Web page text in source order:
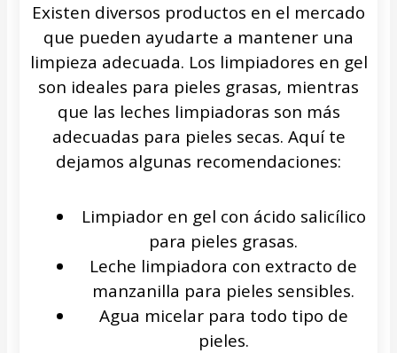
Existen diversos productos en el mercado
que pueden ayudarte a mantener una
limpieza adecuada. Los limpiadores en gel
son ideales para pieles grasas, mientras
que las leches limpiadoras son más
adecuadas para pieles secas. Aquí te
dejamos algunas recomendaciones:
Limpiador en gel con ácido salicílico
para pieles grasas.
Leche limpiadora con extracto de
manzanilla para pieles sensibles.
Agua micelar para todo tipo de
pieles.